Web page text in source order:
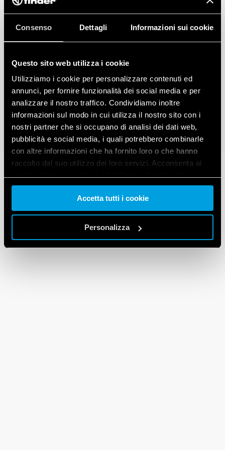
Consenso Dettagli Informazioni sui cookie
Questo sito web utilizza i cookie
Utilizziamo i cookie per personalizzare contenuti ed
annunci, per fornire funzionalità dei social media e per
analizzare il nostro traffico. Condividiamo inoltre
informazioni sul modo in cui utilizza il nostro sito con i
nostri partner che si occupano di analisi dei dati web,
pubblicità e social media, i quali potrebbero combinarle
con altre informazioni che ha fornito loro o che hanno
raccolto dal suo utilizzo dei loro servizi. Acconsenta ai
Vai alla Cookie Policy complet a
Accetta tutti i cookie
Personalizza